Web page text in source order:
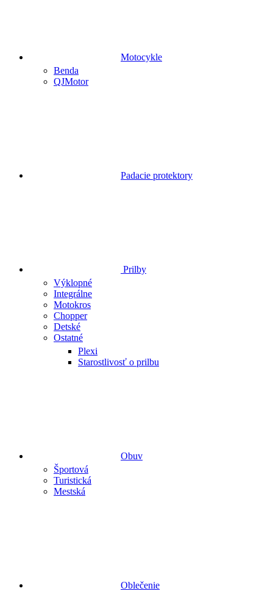
Motocykle
Benda
QJMotor
Padacie protektory
Prilby
Výklopné
Integrálne
Motokros
Chopper
Detské
Ostatné
Plexi
Starostlivosť o prilbu
Obuv
Športová
Turistická
Mestská
Oblečenie